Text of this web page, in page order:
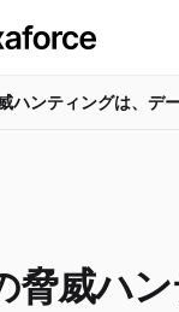
ハンティングは、デ
脅威ハ